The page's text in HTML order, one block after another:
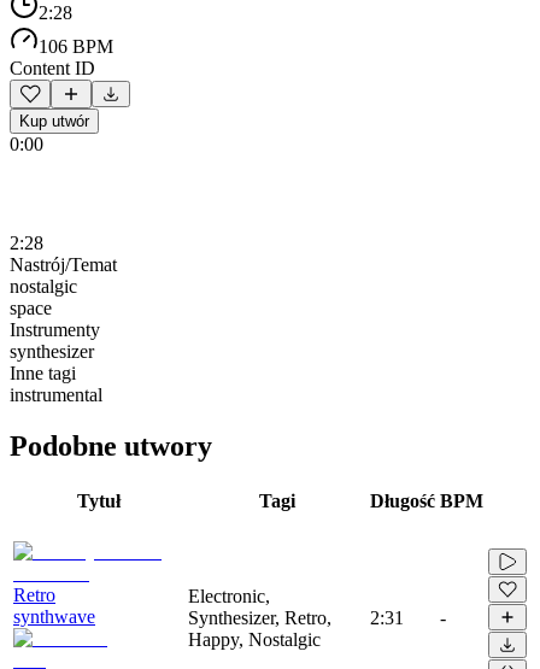
2:28
106 BPM
Content ID
Kup utwór
0:00
2:28
Nastrój/Temat
nostalgic
space
Instrumenty
synthesizer
Inne tagi
instrumental
Podobne utwory
Tytuł Tagi Długość BPM
Retro
synthwave
Electronic,
Synthesizer, Retro,
Happy, Nostalgic
2:31 -